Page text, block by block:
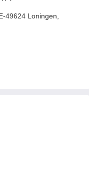
49624 Loningen,